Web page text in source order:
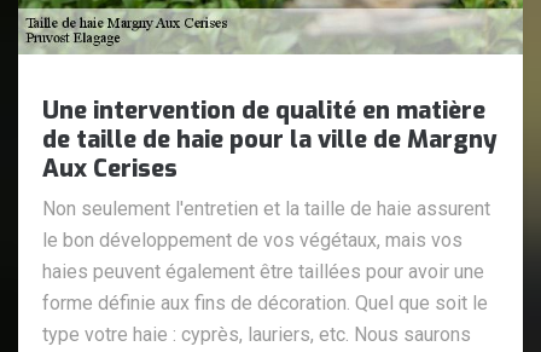
Une intervention de qualité en matière
de taille de haie pour la ville de Margny
Aux Cerises
Non seulement l'entretien et la taille de haie assurent
le bon développement de vos végétaux, mais vos
haies peuvent également être taillées pour avoir une
forme définie aux fins de décoration. Quel que soit le
type votre haie : cyprès, lauriers, etc. Nous saurons